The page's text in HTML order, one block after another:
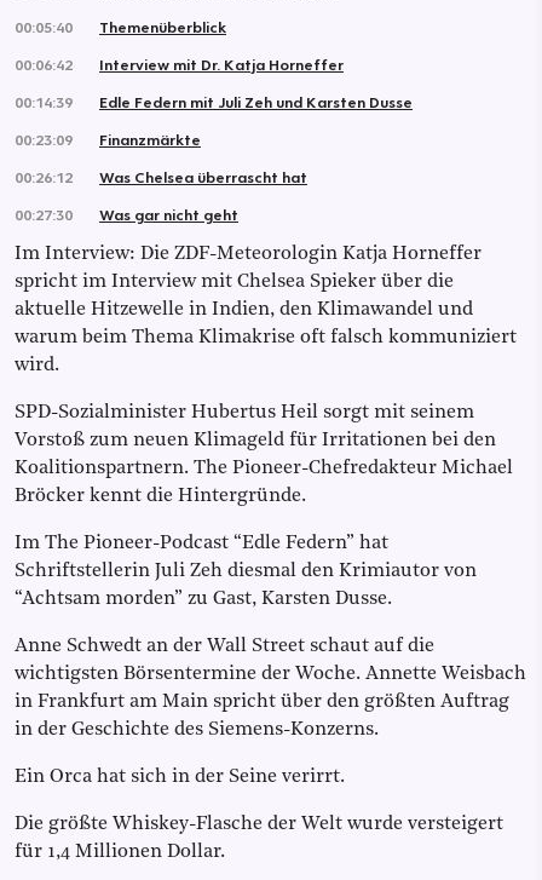
00:05:40
Themenüberblick
00:06:42
Interview mit Dr. Katja Horneffer
00:14:39
Edle Federn mit Juli Zeh und Karsten Dusse
00:23:09
Finanzmärkte
00:26:12
Was Chelsea überrascht hat
00:27:30
Was gar nicht geht
Im Interview: Die ZDF-Meteorologin Katja Horneffer
spricht im Interview mit Chelsea Spieker über die
aktuelle Hitzewelle in Indien, den Klimawandel und
warum beim Thema Klimakrise oft falsch kommuniziert
wird.
SPD-Sozialminister Hubertus Heil sorgt mit seinem
Vorstoß zum neuen Klimageld für Irritationen bei den
Koalitionspartnern. The Pioneer-Chefredakteur Michael
Bröcker kennt die Hintergründe.
Im The Pioneer-Podcast “Edle Federn” hat
Schriftstellerin Juli Zeh diesmal den Krimiautor von
“Achtsam morden” zu Gast, Karsten Dusse.
Anne Schwedt an der Wall Street schaut auf die
wichtigsten Börsentermine der Woche. Annette Weisbach
in Frankfurt am Main spricht über den größten Auftrag
in der Geschichte des Siemens-Konzerns.
Ein Orca hat sich in der Seine verirrt.
Die größte Whiskey-Flasche der Welt wurde versteigert
für 1,4 Millionen Dollar.